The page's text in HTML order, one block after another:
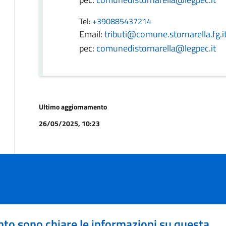
Tel: +390885437214
Email:
pec: comunedistornarella@legpec.it
Ultimo aggiornamento
26/05/2025, 10:23